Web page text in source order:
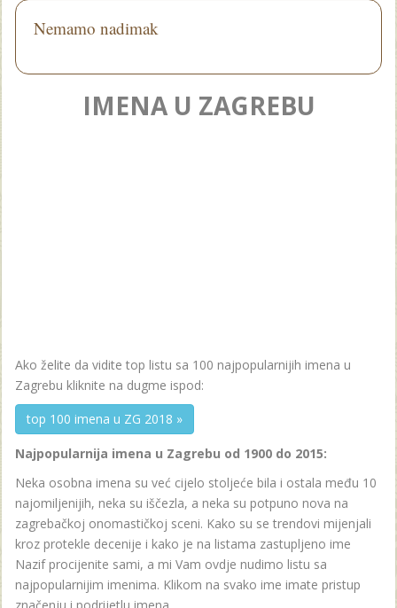
Nemamo nadimak
IMENA U ZAGREBU
Ako želite da vidite top listu sa 100 najpopularnijih imena u
Zagrebu kliknite na dugme ispod:
top 100 imena u ZG 2018 »
Najpopularnija imena u Zagrebu od 1900 do 2015:
Neka osobna imena su već cijelo stoljeće bila i ostala među 10
najomiljenijih, neka su iščezla, a neka su potpuno nova na
zagrebačkoj onomastičkoj sceni. Kako su se trendovi mijenjali
kroz protekle decenije i kako je na listama zastupljeno ime
Nazif procijenite sami, a mi Vam ovdje nudimo listu sa
najpopularnijim imenima. Klikom na svako ime imate pristup
značenju i podrijetlu imena